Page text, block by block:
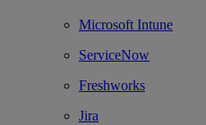
Microsoft Intune
ServiceNow
Freshworks
Jira